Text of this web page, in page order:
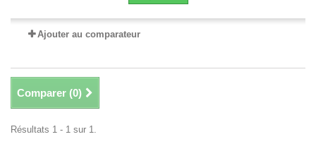
Ajouter au comparateur
Comparer (0)
Résultats 1 - 1 sur 1.